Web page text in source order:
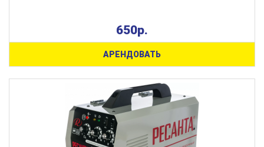
650р.
АРЕНДОВАТЬ